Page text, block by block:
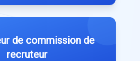
de commission de
recruteur